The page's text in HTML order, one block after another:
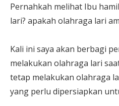
Pernahkah melihat Ibu
lari? apakah olahraga lari
Kali ini saya akan berbagi
melakukan olahraga lari
tetap melakukan olahraga
yang perlu dipersiapkan